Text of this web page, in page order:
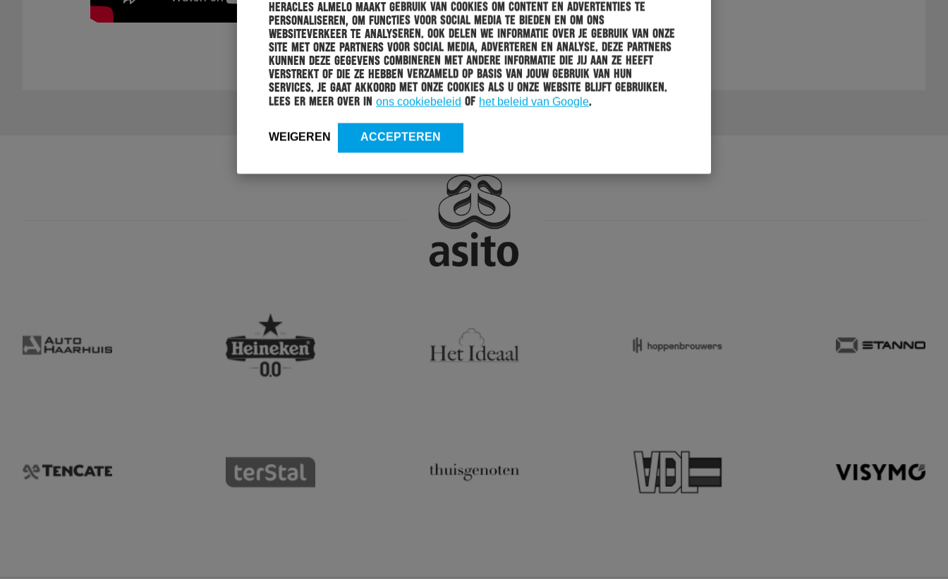
Heracles Almelo maakt gebruik van cookies om content en advertenties te
personaliseren, om functies voor social media te bieden en om ons
websiteverkeer te analyseren. Ook delen we informatie over je gebruik van onze
site met onze partners voor social media, adverteren en analyse. Deze partners
kunnen deze gegevens combineren met andere informatie die jij aan ze heeft
verstrekt of die ze hebben verzameld op basis van jouw gebruik van hun
services. Je gaat akkoord met onze cookies als u onze website blijft gebruiken.
Lees er meer over in ons cookiebeleid of het beleid van Google.
WEIGEREN ACCEPTEREN